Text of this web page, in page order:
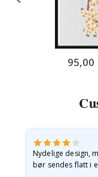
95,00
Nydelige design,
bør sendes flatt i